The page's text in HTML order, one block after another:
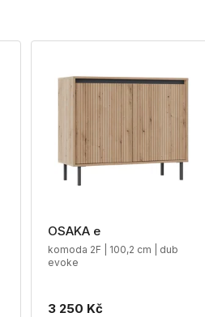
OSAKA e
komoda 2F | 100,2 cm | dub
evoke
3 250 Kč